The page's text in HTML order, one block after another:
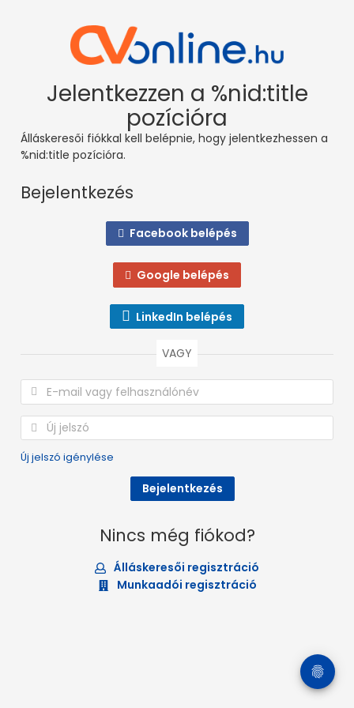
Jelentkezzen a %nid:title
pozícióra
Álláskeresői fiókkal kell belépnie, hogy jelentkezhessen a
%nid:title pozícióra.
Bejelentkezés
Facebook belépés
Google belépés
LinkedIn belépés
VAGY
Új jelszó igénylése
Nincs még fiókod?
Álláskeresői regisztráció
Munkaadói regisztráció